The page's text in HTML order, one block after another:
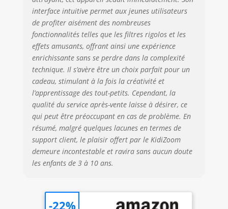
de la luminosité
SIMPLE
D’UTILISATION :
Double viseur, gros
bouton de
déclencheur et
dragonne de
sécurité. INCLUS :
Contrôle parental
pour limiter le
temps de jeu
quotidien / Arrêt
automatique.
Fonctionne avec 4
interface intuitive permet aux jeunes utilisateurs
de profiter aisément des nombreuses
fonctionnalités telles que les filtres rigolos et les
effets amusants, offrant ainsi une expérience
enrichissante sans se perdre dans la complexité
technique. Il s’avère être un choix parfait pour un
cadeau, stimulant à la fois la créativité et
l’apprentissage des tout-petits. Cependant, la
qualité du service après-vente laisse à désirer, ce
qui peut être préoccupant en cas de problème. En
résumé, malgré quelques lacunes en termes de
support client, le plaisir offert par le KidiZoom
demeure incontestable et ravira sans aucun doute
les enfants de 3 à 10 ans.
-22%